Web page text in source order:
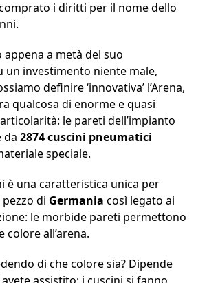
i diritti per il nome dello
appena a metà del suo
un investimento niente male,
definire ‘innovativa’ l’Arena,
qualcosa di enorme e quasi
le pareti dell’impianto
da 2874 cuscini pneumatici
speciale.
è una caratteristica unica per
pezzo di Germania così legato ai
le morbide pareti permettono
all’arena.
di che colore sia? Dipende